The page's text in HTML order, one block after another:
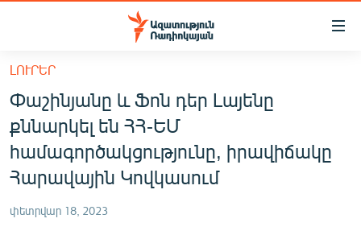
Մատչելիության
հիմնական
բովանդակությանը
Անցնել
հիմնական
մենյուին
Որոնում
ՀԱՅԱՍՏԱՆ
ՔԱՂԱՔԱԿԱՆ
ԸՆՏՐՈՒԹՅՈՒՆՆԵՐ 2026
ԼՈՒՐԵՐ
Փաշինյանը և Ֆոն դեր Լայենը
քննարկել են ՀՀ-ԵՄ
համագործակցությունը, իրավիճակը
Հարավային Կովկասում
փետրվար 18, 2023